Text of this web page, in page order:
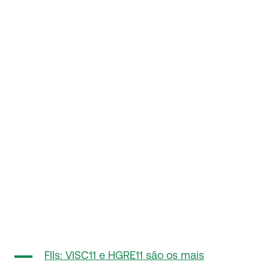
FIIs: VISC11 e HGRE11 são os mais